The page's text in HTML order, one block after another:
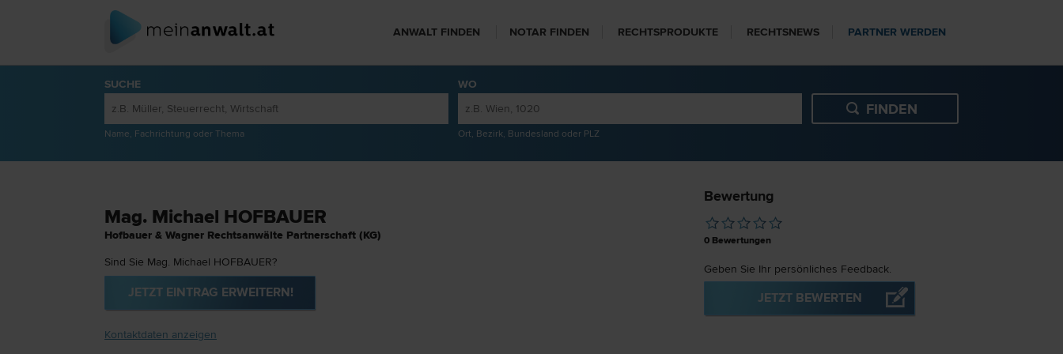
ANWALT FINDEN NOTAR FINDEN RECHTSPRODUKTE RECHTSNEWS PARTNER WERDEN
SUCHE
Name, Fachrichtung oder Thema
WO
Ort, Bezirk, Bundesland oder PLZ
Mag. Michael HOFBAUER
Hofbauer & Wagner Rechtsanwälte Partnerschaft (KG)
Sind Sie Mag. Michael HOFBAUER?
JETZT EINTRAG ERWEITERN!
Kontaktdaten anzeigen
Bewertung
0Bewertungen
Geben Sie Ihr persönliches Feedback.
JETZT BEWERTEN